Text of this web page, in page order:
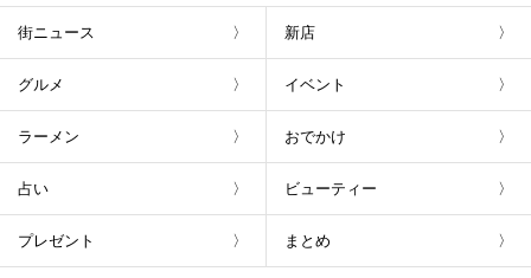
街ニュース 新店
グルメ イベント
ラーメン おでかけ
占い ビューティー
プレゼント まとめ